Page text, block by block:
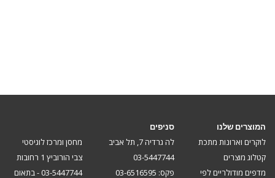
המוצרים שלנו
לוקרים וארונות מתכת
קטלוג מוצרים
מדפים מודולריים לפי
סניפים
לה גרדיה 7, תל אביב
03-5447744
פקס: 03-6516595
מחסן ומרכז לוגיסטי
צבי הורוביץ 1 רחובות
03-5447744 - בתאום